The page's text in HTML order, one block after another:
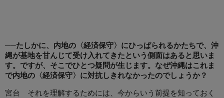
──たしかに、内地の〈経済保守〉にひっぱられるかたちで、沖
縄が基地を甘んじて受け入れてきたという側面はあると思いま
す。ですが、そこでひとつ疑問が生じます。なぜ沖縄はこれま
で内地の〈経済保守〉に対抗しきれなかったのでしょうか？
宮台 それを理解するためには、今からいう前提を知っておく